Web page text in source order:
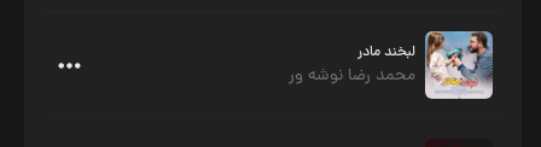
لبخند مادر
محمد رضا نوشه ور